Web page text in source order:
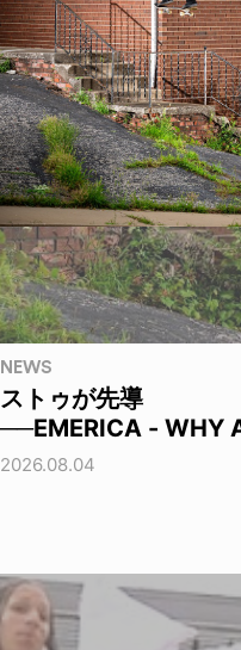
NEWS
ストゥが先導
──EMERICA - WHY
2026.08.04